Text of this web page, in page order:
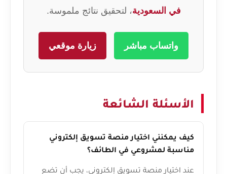
في السعودية، لتحقيق نتائج ملموسة.
واتساب مباشر زيارة موقعي
الأسئلة الشائعة
كيف يمكنني اختيار منصة تسويق إلكتروني
مناسبة لمشروعي في الطائف؟
عند اختيار منصة تسويق إلكتروني، يجب أن تضع